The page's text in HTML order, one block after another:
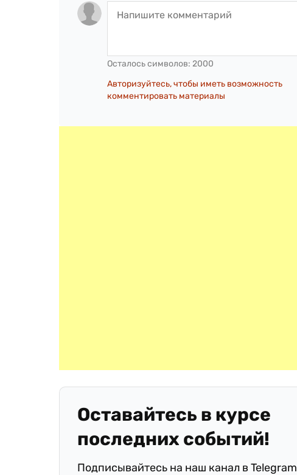
Осталось символов: 2000
Авторизуйтесь, чтобы иметь возможность
комментировать материалы
Оставайтесь в курсе
последних событий!
Подписывайтесь на наш канал в Telegram